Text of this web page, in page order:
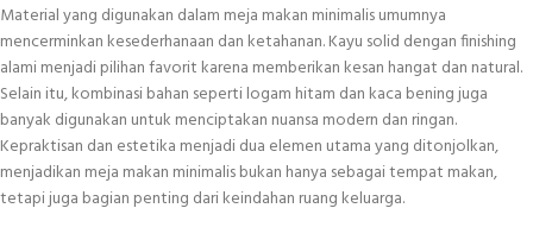
Material yang digunakan dalam meja makan minimalis umumnya
mencerminkan kesederhanaan dan ketahanan. Kayu solid dengan finishing
alami menjadi pilihan favorit karena memberikan kesan hangat dan natural.
Selain itu, kombinasi bahan seperti logam hitam dan kaca bening juga
banyak digunakan untuk menciptakan nuansa modern dan ringan.
Kepraktisan dan estetika menjadi dua elemen utama yang ditonjolkan,
menjadikan meja makan minimalis bukan hanya sebagai tempat makan,
tetapi juga bagian penting dari keindahan ruang keluarga.